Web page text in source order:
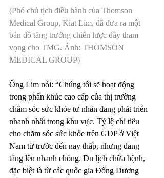
(Phó chủ tịch điều hành của Thomson
Medical Group, Kiat Lim, đã đưa ra một
bản đồ tăng trưởng chiến lược đầy tham
vọng cho TMG. Ảnh: THOMSON
MEDICAL GROUP)
Ông Lim nói: “Chúng tôi sẽ hoạt động
trong phân khúc cao cấp của thị trường
chăm sóc sức khỏe tư nhân đang phát triển
nhanh nhất trong khu vực. Tỷ lệ chi tiêu
cho chăm sóc sức khỏe trên GDP ở Việt
Nam từ trước đến nay thấp, nhưng đang
tăng lên nhanh chóng. Du lịch chữa bệnh,
đặc biệt là từ các quốc gia Đông Dương